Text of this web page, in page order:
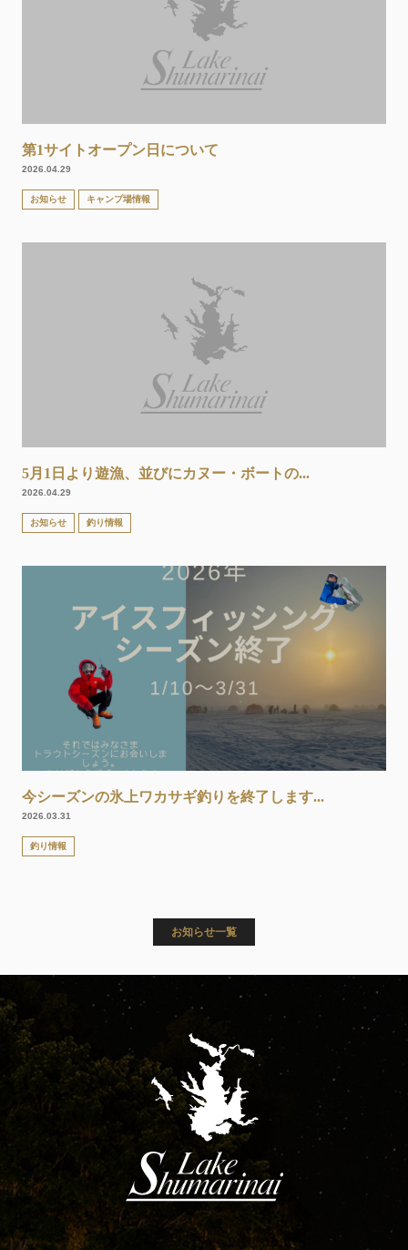
第1サイトオープン日について
2026.04.29
お知らせ キャンプ場情報
5月1日より遊漁、並びにカヌー・ボートの...
2026.04.29
お知らせ 釣り情報
今シーズンの氷上ワカサギ釣りを終了します...
2026.03.31
釣り情報
お知らせ一覧